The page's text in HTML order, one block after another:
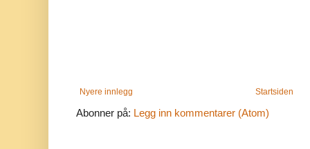
Nyere innlegg Startsiden
Abonner på: Legg inn kommentarer (Atom)